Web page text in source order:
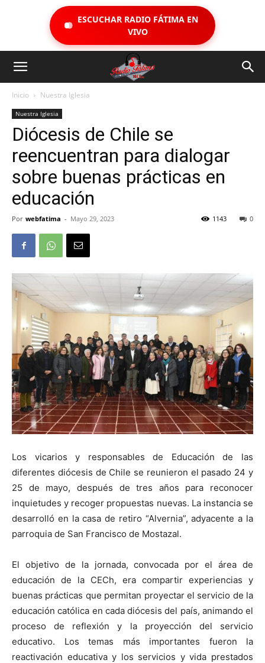
ESCUCHAR RADIO FÁTIMA EN
VIVO
Inicio Nuestra Iglesia
Nuestra Iglesia
Diócesis de Chile se
reencuentran para dialogar
sobre buenas prácticas en
educación
Por webfatima - Mayo 29, 2023 0
1143
Los vicarios y responsables de Educación de las
diferentes diócesis de Chile se reunieron el pasado 24 y
25 de mayo, después de tres años para reconocer
inquietudes y recoger propuestas nuevas. La instancia se
desarrolló en la casa de retiro “Alvernia”, adyacente a la
parroquia de San Francisco de Mostazal.
El objetivo de la jornada, convocada por el área de
educación de la CECh, era compartir experiencias y
buenas prácticas que permitan proyectar el servicio de la
educación católica en cada diócesis del país, animando el
proceso de reflexión y la proyección del servicio
educativo. Los temas más importantes fueron la
reactivación educativa y los servicios y vida prestados